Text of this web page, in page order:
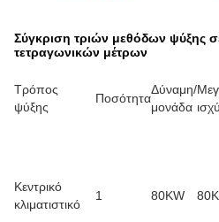
Σύγκριση τριών μεθόδων ψύξης
τετραγωνικών μέτρων
Τρόπος
ψύξης
Ποσότητα
Δύναμη/
μονάδα
Κεντρικό
κλιματιστικό
1 80KW